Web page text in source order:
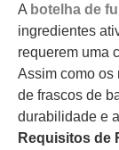
A botelha de
ingredientes
requerem uma
Assim como os
de frascos de
durabilidade e
Requisitos de